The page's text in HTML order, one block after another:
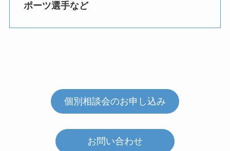
ポーツ選手など
個別相談会のお申し込み
お問い合わせ